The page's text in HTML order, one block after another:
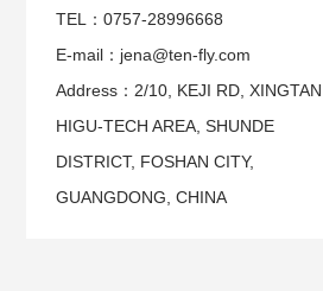
TEL：0757-28996668
E-mail：jena@ten-fly.com
Address：2/10, KEJI RD, XINGTAN
HIGU-TECH AREA, SHUNDE
DISTRICT, FOSHAN CITY,
GUANGDONG, CHINA